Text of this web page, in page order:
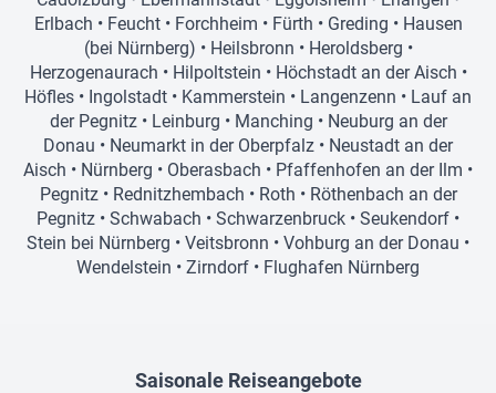
Erlbach • Feucht• Forchheim • Fürth • Greding • Hausen
(bei Nürnberg) • Heilsbronn • Heroldsberg •
Herzogenaurach • Hilpoltstein • Höchstadt an der Aisch •
Höfles • Ingolstadt • Kammerstein • Langenzenn • Lauf an
der Pegnitz• Leinburg • Manching • Neuburg an der
Donau • Neumarkt in der Oberpfalz • Neustadt an der
Aisch • Nürnberg • Oberasbach • Pfaffenhofen an der Ilm •
Pegnitz• Rednitzhembach • Roth • Röthenbach an der
Pegnitz • Schwabach • Schwarzenbruck • Seukendorf •
Stein bei Nürnberg • Veitsbronn • Vohburg an der Donau •
Wendelstein • Zirndorf • Flughafen Nürnberg
Saisonale Reiseangebote